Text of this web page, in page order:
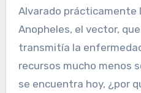
Alvarado prácticamente
Anopheles, el vector,
transmitía la
recursos mucho menos
se encuentra hoy, ¿por